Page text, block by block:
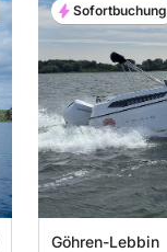
Göhren-Lebbin
Sofortbuchung